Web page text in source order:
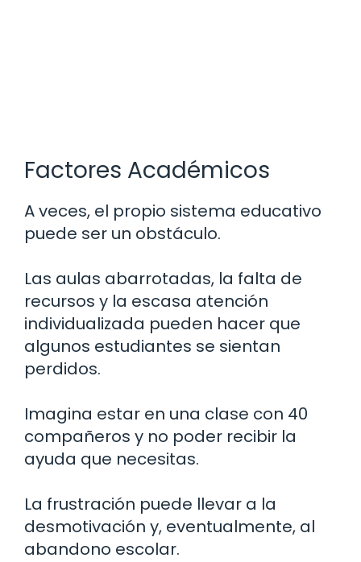
Factores Académicos
A veces, el propio sistema educativo
puede ser un obstáculo.
Las aulas abarrotadas, la falta de
recursos y la escasa atención
individualizada pueden hacer que
algunos estudiantes se sientan
perdidos.
Imagina estar en una clase con 40
compañeros y no poder recibir la
ayuda que necesitas.
La frustración puede llevar a la
desmotivación y, eventualmente, al
abandono escolar.